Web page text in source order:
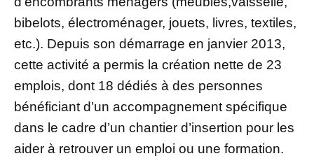
bibelots, électroménager, jouets, livres, textiles,
etc.). Depuis son démarrage en janvier 2013,
cette activité a permis la création nette de 23
emplois, dont 18 dédiés à des personnes
bénéficiant d’un accompagnement spécifique
dans le cadre d’un chantier d’insertion pour les
aider à retrouver un emploi ou une formation.